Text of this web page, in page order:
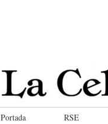
Portada RSE